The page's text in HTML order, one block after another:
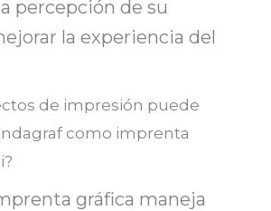
percepción de su
la experiencia del
de impresión puede
como imprenta
gráfica maneja